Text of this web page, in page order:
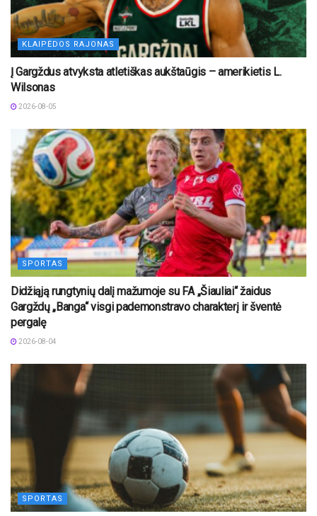
KLAIPĖDOS RAJONAS
Į Gargždus atvyksta atletiškas aukštaūgis – amerikietis L.
Wilsonas
2026-08-05
SPORTAS
Didžiąją rungtynių dalį mažumoje su FA „Šiauliai“ žaidus
Gargždų „Banga“ visgi pademonstravo charakterį ir šventė
pergalę
2026-08-04
SPORTAS